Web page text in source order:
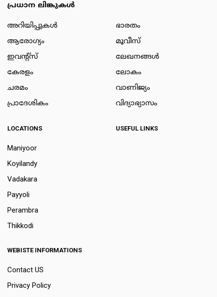
പ്രധാന ലിങ്കുകൾ
അറിയിപ്പുകള്‍
ആരോഗ്യം
ഇവന്റ്സ്
കേരളം
ചരമം
പ്രാദേശികം
ഭാരതം
മൂവീസ്
ലേഖനങ്ങള്‍
ലോകം
വാണിജ്യം
വിദ്യാഭ്യാസം
LOCATIONS
Maniyoor
Koyilandy
Vadakara
Payyoli
Perambra
Thikkodi
USEFUL LINKS
WEBISTE INFORMATIONS
Contact US
Privacy Policy